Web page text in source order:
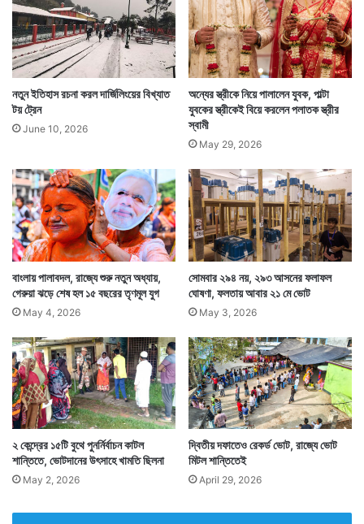
নতুন ইতিহাস রচনা করল দার্জিলিংয়ের বিখ্যাত
টয় ট্রেন
June 10, 2026
অন্যের স্ত্রীকে নিয়ে পালালেন যুবক, পাল্টা
যুবকের স্ত্রীকেই বিয়ে করলেন পলাতক স্ত্রীর
স্বামী
May 29, 2026
বাংলায় পালাবদল, রাজ্যে শুরু নতুন অধ্যায়,
গেরুয়া ঝড়ে শেষ হল ১৫ বছরের তৃণমূল যুগ
May 4, 2026
সোমবার ২৯৪ নয়, ২৯৩ আসনের ফলাফল
ঘোষণা, ফলতায় আবার ২১ মে ভোট
May 3, 2026
২ কেন্দ্রের ১৫টি বুথে পুনর্নির্বাচন কাটল
শান্তিতে, ভোটদানের উৎসাহে খামতি ছিলনা
May 2, 2026
দ্বিতীয় দফাতেও রেকর্ড ভোট, রাজ্যে ভোট
মিটল শান্তিতেই
April 29, 2026